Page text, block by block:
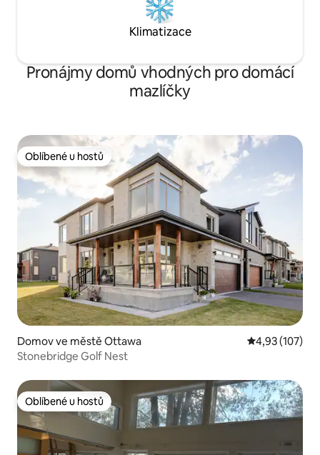
Klimatizace
Pronájmy domů vhodných pro domácí
mazlíčky
Oblíbené u hostů
Oblíbené u hostů
Domov ve městě Ottawa Průměrné
4,93 (107)
Stonebridge Golf Nest
Oblíbené u hostů
Oblíbené u hostů